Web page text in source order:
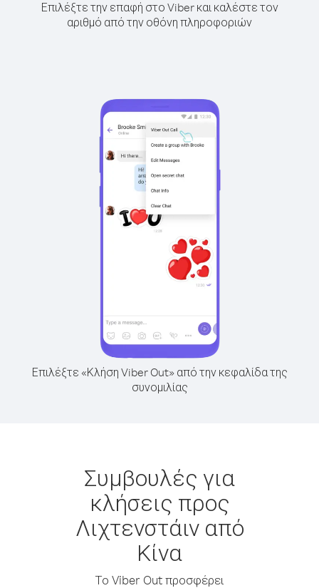
Επιλέξτε την επαφή στο Viber και καλέστε τον
αριθμό από την οθόνη πληροφοριών
Επιλέξτε «Κλήση Viber Out» από την κεφαλίδα της
συνομιλίας
Συμβουλές για
κλήσεις προς
Λιχτενστάιν από
Κίνα
Το Viber Out προσφέρει